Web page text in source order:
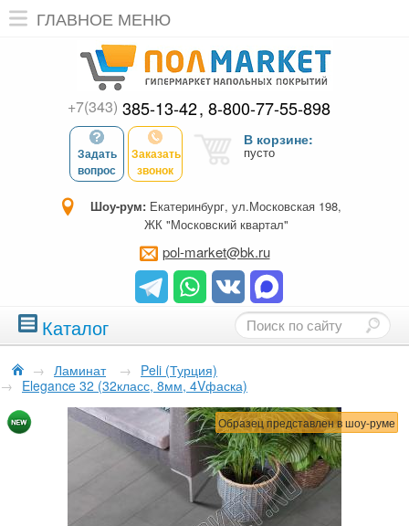
ГЛАВНОЕ МЕНЮ
+7(343) 385-13-42 8-800-77-55-898
Задать
вопрос
Заказать
звонок
В корзине:
пусто
Шоу-рум: Екатеринбург, ул.Московская 198,
ЖК "Московский квартал"
pol-market@bk.ru
Каталог
→ Ламинат → Peli (Турция)
→ Elegance 32 (32класс, 8мм, 4Vфаска)
Образец представлен в шоу-руме